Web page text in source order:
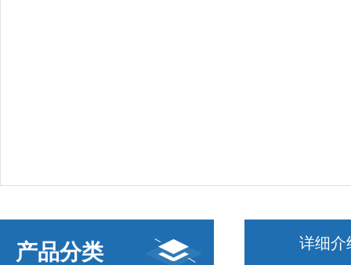
产品分类 详细介